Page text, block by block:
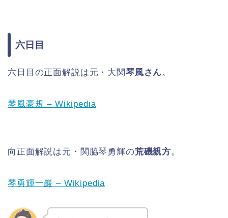
六日目
六日目の正面解説は元・大関琴風さん。
琴風豪規 – Wikipedia
向正面解説は元・関脇琴勇輝の荒磯親方。
琴勇輝一巖 – Wikipedia